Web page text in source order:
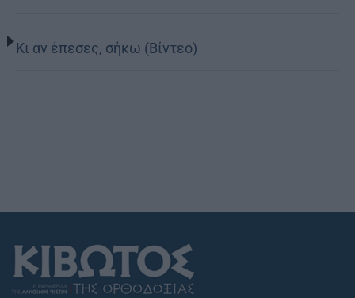
Κι αν έπεσες, σήκω (Βίντεο)